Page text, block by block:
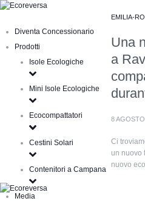
Diventa Concessionario
Prodotti
Isole Ecologiche
Mini Isole Ecologiche
Ecocompattatori
Cestini Solari
Contenitori a Campana
Media
EMILIA-
Una
a
8
Ci
un nuovo
nuovo